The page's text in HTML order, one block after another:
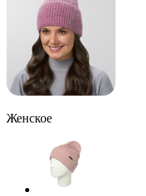
Женское